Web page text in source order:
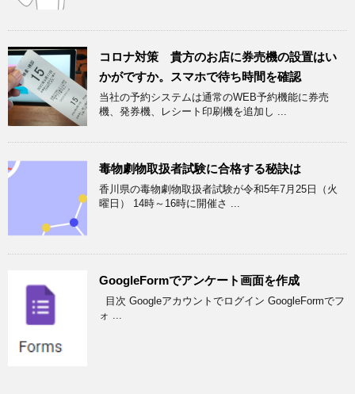
コロナ対策 貴方のお店に券売機の設置はい
かがですか。スマホで待ち時間を確認
当社の予約システムは通常のWEB予約機能に券売
機、発券機、レシート印刷機を追加し ...
毒物劇物取扱者試験に合格する秘訣は
香川県の毒物劇物取扱者試験が令和5年7月25日（火
曜日） 14時～16時に開催さ ...
GoogleFormでアンケート画面を作成
目次 Googleアカウントでログイン GoogleFormでフ
ォ ...